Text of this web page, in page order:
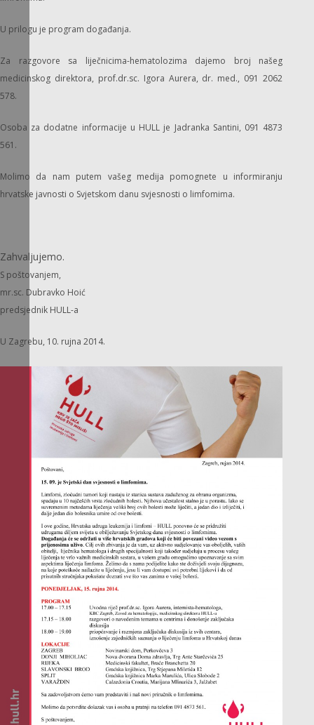
U prilogu je program događanja.
Za razgovore sa liječnicima-hematolozima dajemo broj našeg
medicinskog direktora, prof.dr.sc. Igora Aurera, dr. med., 091 2062
578.
Osoba za dodatne informacije u HULL je Jadranka Santini, 091 4873
561.
Molimo da nam putem vašeg medija pomognete u informiranju
hrvatske javnosti o Svjetskom danu svjesnosti o limfomima.
Zahvaljujemo.
S poštovanjem,
mr.sc. Dubravko Hoić
predsjednik HULL-a
U Zagrebu, 10. rujna 2014.